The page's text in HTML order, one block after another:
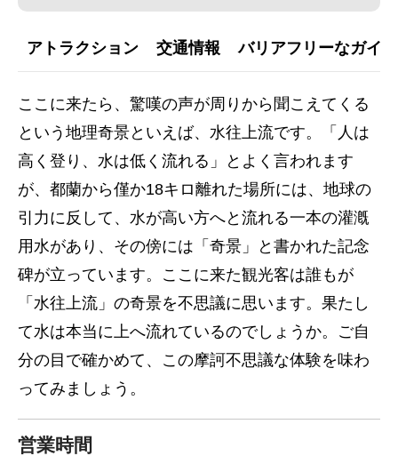
アトラクション 交通情報 バリアフリーなガイ
ここに来たら、驚嘆の声が周りから聞こえてくる
という地理奇景といえば、水往上流です。「人は
高く登り、水は低く流れる」とよく言われます
が、都蘭から僅か18キロ離れた場所には、地球の
引力に反して、水が高い方へと流れる一本の灌漑
用水があり、その傍には「奇景」と書かれた記念
碑が立っています。ここに来た観光客は誰もが
「水往上流」の奇景を不思議に思います。果たし
て水は本当に上へ流れているのでしょうか。ご自
分の目で確かめて、この摩訶不思議な体験を味わ
ってみましょう。
営業時間